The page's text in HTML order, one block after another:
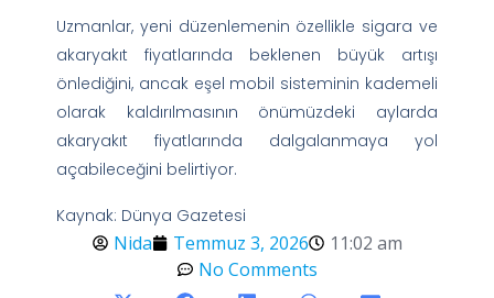
Uzmanlar, yeni düzenlemenin özellikle sigara ve
akaryakıt fiyatlarında beklenen büyük artışı
önlediğini, ancak eşel mobil sisteminin kademeli
olarak kaldırılmasının önümüzdeki aylarda
akaryakıt fiyatlarında dalgalanmaya yol
açabileceğini belirtiyor.
Kaynak: Dünya Gazetesi
Nida Temmuz 3, 2026
11:02 am
No Comments